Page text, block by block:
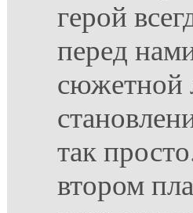
герой
перед
сюжетной
так
втором